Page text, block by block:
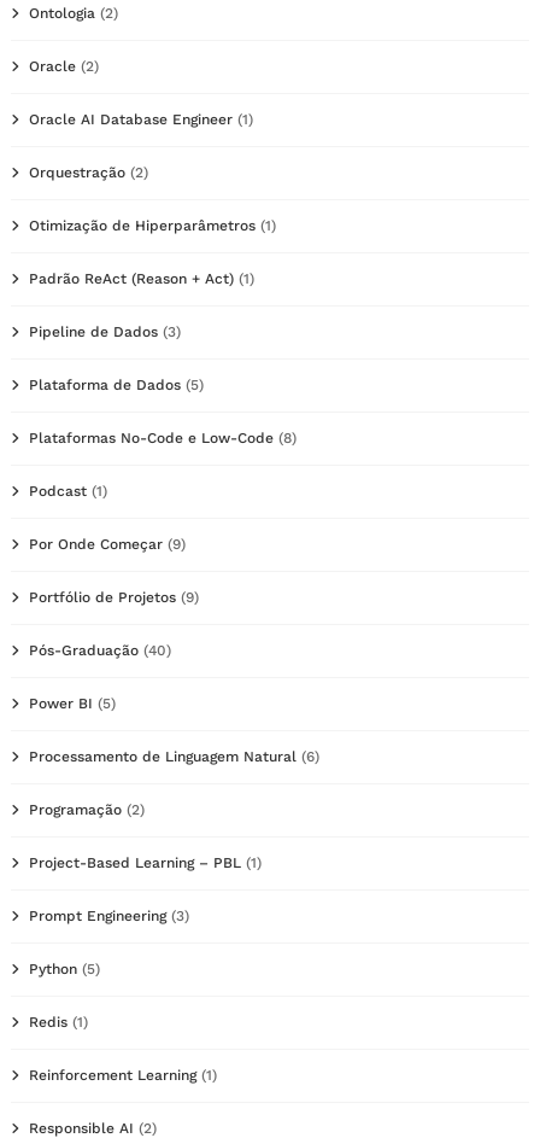
Ontologia (2)
Oracle (2)
Oracle AI Database Engineer (1)
Orquestração (2)
Otimização de Hiperparâmetros (1)
Padrão ReAct (Reason + Act) (1)
Pipeline de Dados (3)
Plataforma de Dados (5)
Plataformas No-Code e Low-Code (8)
Podcast (1)
Por Onde Começar (9)
Portfólio de Projetos (9)
Pós-Graduação (40)
Power BI (5)
Processamento de Linguagem Natural (6)
Programação (2)
Project-Based Learning – PBL (1)
Prompt Engineering(3)
Python (5)
Redis (1)
Reinforcement Learning(1)
Responsible AI (2)